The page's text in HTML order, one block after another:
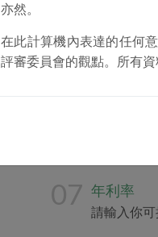
亦然。
在此計算機內表達的任何
評審委員會的觀點。所有資
請輸入項
05 項目平均
請輸入每
07 年利率
請輸入你